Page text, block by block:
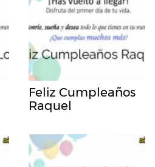
Feliz Cumpleaños
Raquel